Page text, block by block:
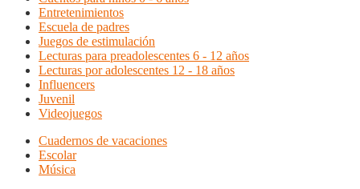
Entretenimientos
Escuela de padres
Juegos de estimulación
Lecturas para preadolescentes 6 - 12 años
Lecturas por adolescentes 12 - 18 años
Influencers
Juvenil
Videojuegos
Cuadernos de vacaciones
Escolar
Música